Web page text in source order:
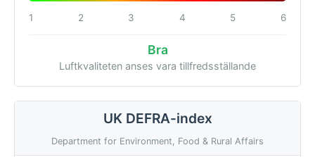
1 2 3 4 5 6
Bra
Luftkvaliteten anses vara tillfredsställande
UK DEFRA-index
Department for Environment, Food & Rural Affairs